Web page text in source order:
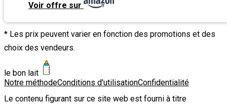
Voir offre sur
* Les prix peuvent varier en fonction des promotions et des
choix des vendeurs.
le bon lait
Notre méthodeConditions d'utilisationConfidentialité
Le contenu figurant sur ce site web est fourni à titre